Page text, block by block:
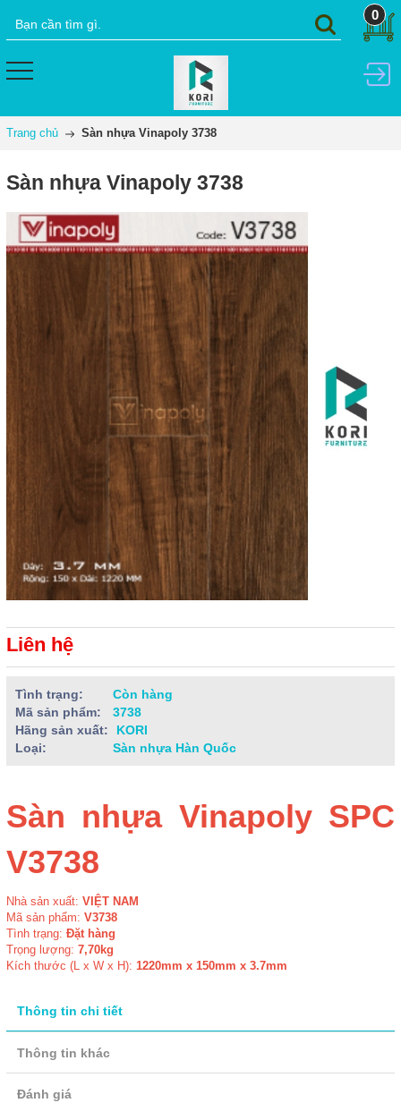
0
Trang chủ Sàn nhựa Vinapoly 3738
Sàn nhựa Vinapoly 3738
Liên hệ
Tình trạng:
Còn hàng
Mã sản phẩm:
3738
Hãng sản xuất:
KORI
Loại:
Sàn nhựa Hàn Quốc
Sàn nhựa Vinapoly SPC
V3738
Nhà sản xuất: VIỆT NAM
Mã sản phẩm: V3738
Tình trạng: Đặt hàng
Trọng lượng: 7,70kg
Kích thước (L x W x H): 1220mm x 150mm x 3.7mm
Thông tin chi tiết
Thông tin khác
Đánh giá